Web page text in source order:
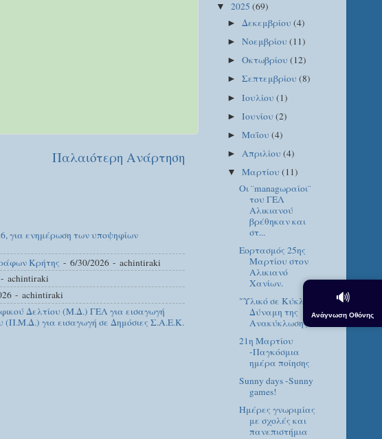
🔊
Ανάγνωση Οθόνης
Παλαιότερη Ανάρτηση
για ενημέρωση των υποψηφίων
Κρήτης - 6/30/2026 - achintiraki
- achintiraki
- achintiraki
Δελτίου (Μ.Δ.) ΓΕΛ για εισαγωγή
για εισαγωγή σε Δημόσιες Σ.Α.Ε.Κ.
▼ 2025 (69)
►Δεκεμβρίου(4)
►Νοεμβρίου(11)
►Οκτωβρίου(12)
►Σεπτεμβρίου(8)
►Ιουλίου(1)
►Ιουνίου(2)
►Μαΐου(4)
► Απριλίου(4)
▼Μαρτίου(11)
Οι ¨managωραίοι¨
του ΓΕΛ
Αλικιανού
βρέθηκαν και
στ...
Εορτασμός 25ης
Μαρτίου στον
Αλικιανό
Χανίων.
"Υλικό σε Κύκλο: Η
Δύναμη της
Ανακύκλωσης"
21η Μαρτίου
-Παγκόσμια
ημέρα ποίησης
Sunny days -Sunny
games!
Ημέρες γνωριμίας
με σχολές και
πανεπιστήμια